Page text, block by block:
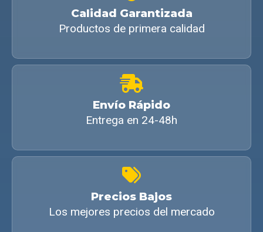
Calidad Garantizada
Productos de primera calidad
Envío Rápido
Entrega en 24-48h
Precios Bajos
Los mejores precios del mercado